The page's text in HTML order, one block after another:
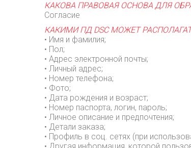
КАКОВА ПРАВОВАЯ ОСНОВА ДЛЯ
Согласие
КАКИМИ ПД DSC МОЖЕТ
• Имя и фамилия;
• Пол;
• Адрес электронной почты;
• Личный адрес;
• Номер телефона;
• Фото;
• Дата рождения и возраст;
• Номер паспорта, логин, пароль;
• Личное описание и предпочтения;
• Детали заказа;
• Профиль в соц. сетях (при